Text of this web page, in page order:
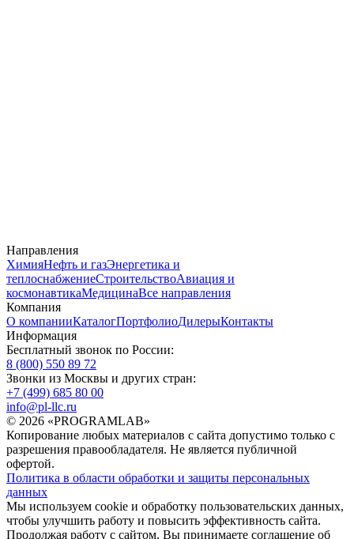
Направления
ХимияНефть и газЭнергетика и
теплоснабжениеСтроительствоАвиация и
космонавтикаМедицинаВсе направления
Компания
О компанииКаталогПортфолиоДилерыКонтакты
Информация
Бесплатный звонок по России:
8 (800) 550 89 72
Звонки из Москвы и других стран:
+7 (499) 685 80 00
info@pl-llc.ru
© 2026 «PROGRAMLAB»
Копирование любых материалов с сайта допустимо только с
разрешения правообладателя. Не является публичной
офертой.
Политика в области обработки и защиты персональных
данных
Мы используем cookie и обработку пользовательских данных,
чтобы улучшить работу и повысить эффективность сайта.
Продолжая работу с сайтом, Вы принимаете соглашение об